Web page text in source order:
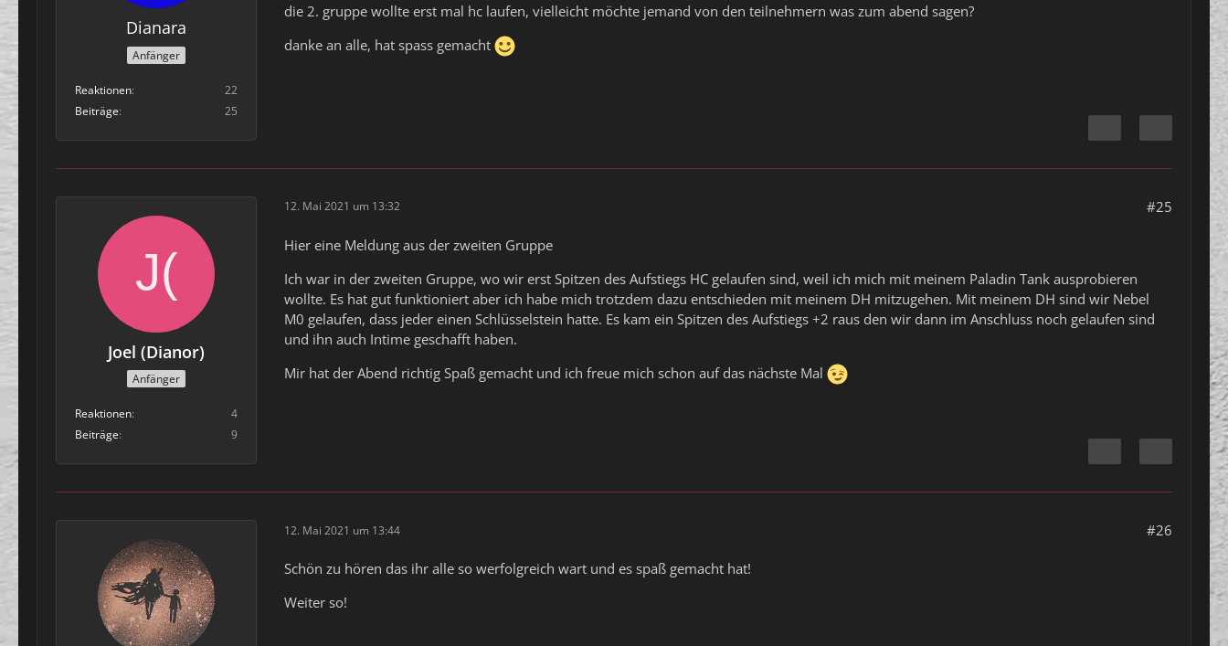
Dianara
Anfänger
Reaktionen
22
Beiträge
25
die 2. gruppe wollte erst mal hc laufen, vielleicht möchte jemand von den teilnehmern was zum abend sagen?
danke an alle, hat spass gemacht
Joel (Dianor)
Anfänger
Reaktionen
4
Beiträge
9
12. Mai 2021 um 13:32 #25
Hier eine Meldung aus der zweiten Gruppe
Ich war in der zweiten Gruppe, wo wir erst Spitzen des Aufstiegs HC gelaufen sind, weil ich mich mit meinem Paladin Tank ausprobieren
wollte. Es hat gut funktioniert aber ich habe mich trotzdem dazu entschieden mit meinem DH mitzugehen. Mit meinem DH sind wir Nebel
M0 gelaufen, dass jeder einen Schlüsselstein hatte. Es kam ein Spitzen des Aufstiegs +2 raus den wir dann im Anschluss noch gelaufen sind
und ihn auch Intime geschafft haben.
Mir hat der Abend richtig Spaß gemacht und ich freue mich schon auf das nächste Mal
12. Mai 2021 um 13:44 #26
Schön zu hören das ihr alle so werfolgreich wart und es spaß gemacht hat!
Weiter so!